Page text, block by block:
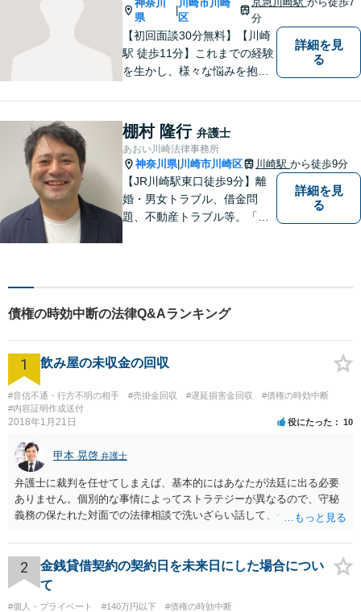
神奈川
県
川崎市川崎
区
分
【初回面談30分無料】【川崎
駅 徒歩11分】これまでの経験
を生かし、様々な悩みを抱え
持ちに寄り添い、依頼者の
方々が笑顔を取り戻せるよ
う、精一杯お手伝いさせてい
ただきます。
詳細を見
る
棚村 隆行 弁護士
あおい川崎法律事務所
神奈川県| 川崎市川崎区 川崎駅 から徒歩9分
【JR川崎駅東口徒歩9分】離
婚・男女トラブル、借金問
題、不動産トラブル等。「弁
さい。
詳細を見
る
債権の時効中断の法律Q&Aランキング
1 飲み屋の未収金の回収
#音信不通・行方不明の相手 #売掛金回収 #遅延損害金回収
#債権の時効中断
#内容証明作成送付
2018年1月21日 役にたった 10
甲本 晃啓 弁護士
弁護士に裁判を任せてしまえば、基本的にはあなたが法廷に出る必要
ありません。個別的な事情によってストラテジーが異なるので、守秘
義務の保たれた対面での法律相談で洗いざらい話して、ベストな方法
2
金銭貸借契約の契約日を未来日にした場合につい
て
#個人・プライベート #140万円以下 #債権の時効中断